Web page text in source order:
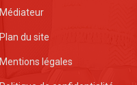
Médiateur
Plan du site
Mentions légales